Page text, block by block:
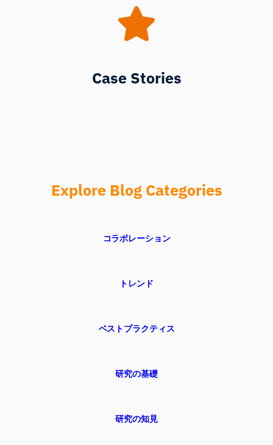
Case Stories
Explore Blog Categories
コラボレーション
トレンド
ベストプラクティス
研究の基礎
研究の知見